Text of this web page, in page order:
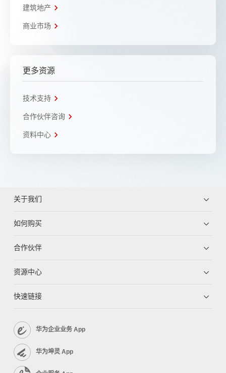
建筑地产
商业市场
更多资源
技术支持
合作伙伴咨询
资料中心
关于我们
如何购买
合作伙伴
资源中心
快速链接
华为企业业务 App
华为坤灵 App